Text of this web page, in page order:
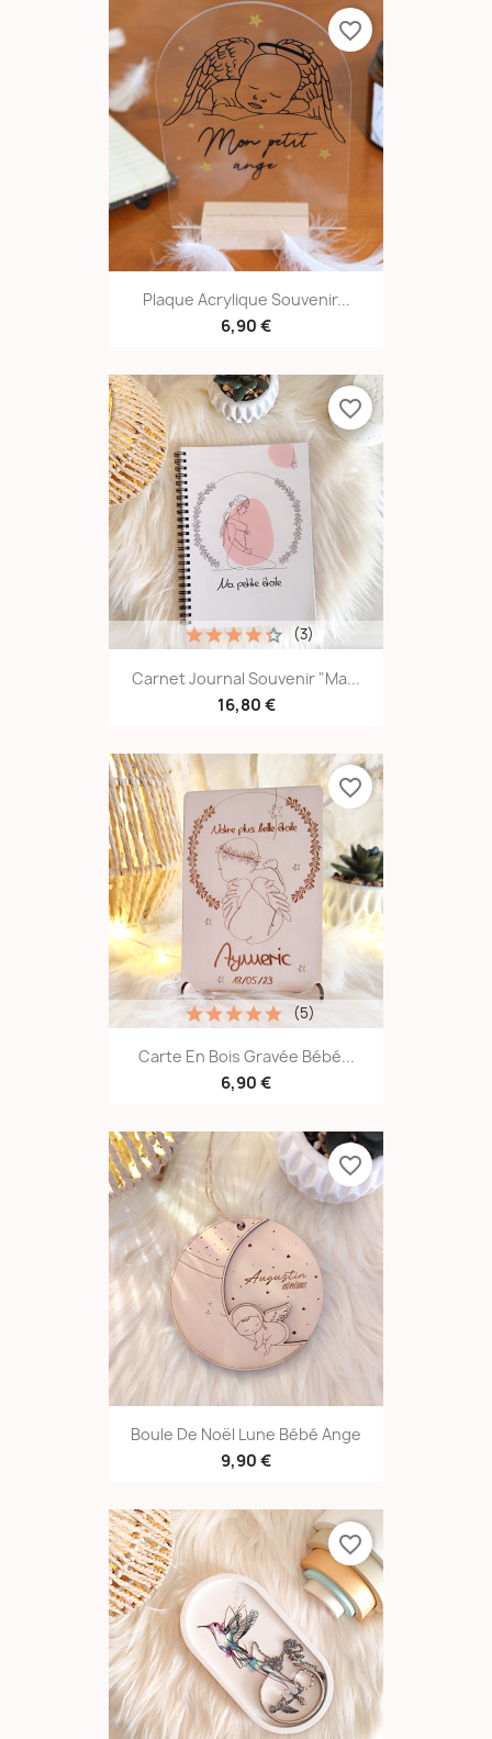
Plaque Acrylique Souvenir...
6,90 €
favorite_border
Carnet Journal Souvenir "Ma...
16,80 €
(3)
favorite_border
Carte En Bois Gravée Bébé...
6,90 €
(5)
favorite_border
Boule De Noël Lune Bébé Ange
9,90 €
favorite_border
favorite_border